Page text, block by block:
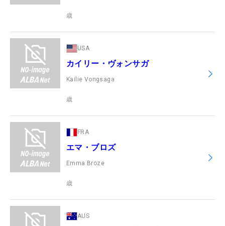
歳
USA
カイリー・ヴォンサガ
Kailie Vongsaga
歳
FRA
エマ・ブロズ
Emma Broze
歳
AUS